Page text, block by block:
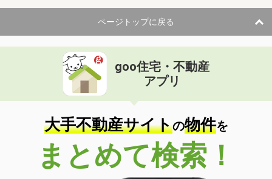
ページトップに戻る
goo住宅・不動産
アプリ
大手不動産サイトの物件を
まとめて検索！